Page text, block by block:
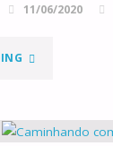
11/06/2020
"A
DE